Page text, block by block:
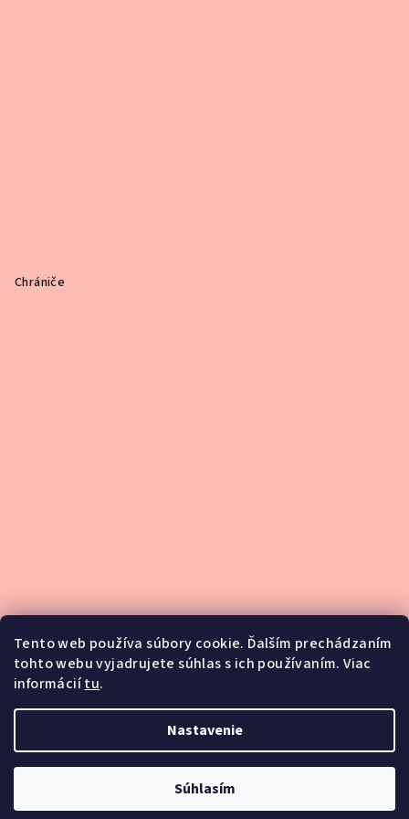
Tento web používa súbory cookie. Ďalším prechádzaním
tohto webu vyjadrujete súhlas s ich používaním. Viac
informáciítu.
Nastavenie
Súhlasím
Chrániče
Podsedlové dečky
Blog
Vytvoril Shoptet